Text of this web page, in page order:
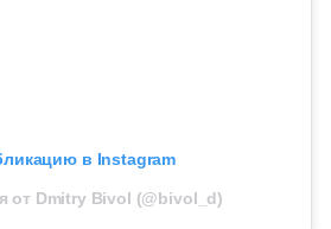
в Instagram
от Dmitry Bivol (@bivol_d)